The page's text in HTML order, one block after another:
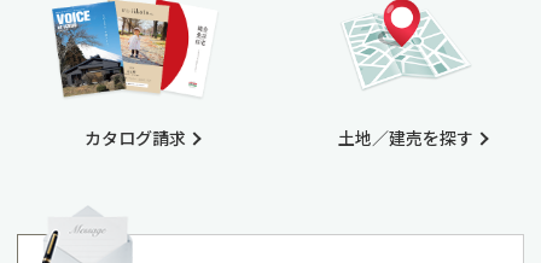
カタログ請求 土地／建売を探す